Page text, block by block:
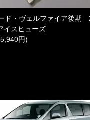
ド・ヴェルファイア後期
イスヒューズ
円)